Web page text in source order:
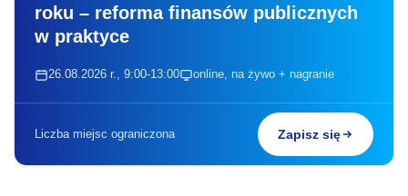
roku – reforma finansów publicznych
w praktyce
26.08.2026 r., 9:00-13:00 online, na żywo + nagranie
Liczba miejsc ograniczona Zapisz się